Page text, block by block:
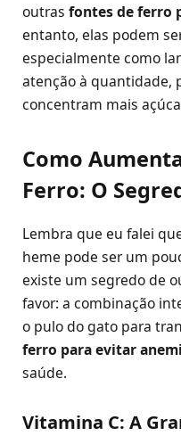
outras fontes de ferro
entanto, elas podem
especialmente como
atenção à quantidade,
concentram mais
Como
Ferro: O
Lembra que eu falei
heme pode ser um
existe um segredo de
favor: a combinação
o pulo do gato para
ferro para evitar
saúde.
Vitamina C: A